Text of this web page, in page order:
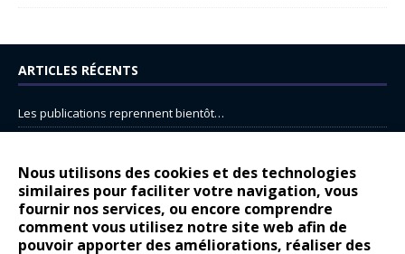
Nous utilisons des cookies et des technologies
similaires pour faciliter votre navigation, vous
fournir nos services, ou encore comprendre
comment vous utilisez notre site web afin de
pouvoir apporter des améliorations, réaliser des
ARTICLES RÉCENTS
Les publications reprennent bientôt…
14 juillet : nouveau film de marque pour Citroën
Renault Espace : voyage, voyage…
Peugeot E-208 GTi : naissance d’une légende